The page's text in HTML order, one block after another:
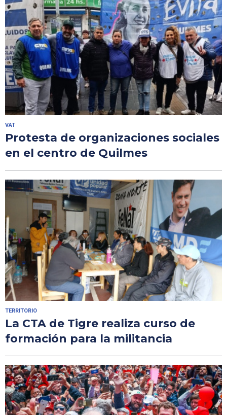
VAT
Protesta de organizaciones sociales
en el centro de Quilmes
TERRITORIO
La CTA de Tigre realiza curso de
formación para la militancia